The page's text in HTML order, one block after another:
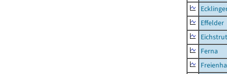
Effelder
Ferna